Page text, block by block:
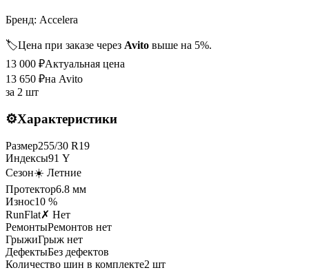
Бренд: Accelera
🏷️Цена при заказе через Avito выше на 5%.
13 000 ₽Актуальная цена
13 650 ₽на Avito
за 2 шт
⚙️Характеристики
Размер255/30 R19
Индексы91 Y
Сезон☀️ Летние
Протектор6.8 мм
Износ10 %
RunFlat✗ Нет
РемонтыРемонтов нет
ГрыжиГрыж нет
ДефектыБез дефектов
Количество шин в комплекте2 шт